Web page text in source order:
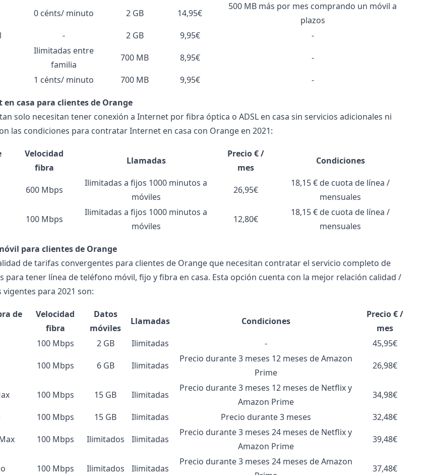
0 cénts/ minuto 2 GB 14,95€
500 MB más por mes comprando un móvil a
plazos
- 2 GB 9,95€
-
Ilimitadas entre
familia
700 MB 8,95€
-
1 cénts/ minuto 700 MB 9,95€ -
casa para clientes de Orange
solo necesitan tener conexión a Internet por fibra óptica o ADSL en casa sin servicios adicionales ni
las condiciones para contratar Internet en casa con Orange en 2021:
Velocidad
fibra
Llamadas
Precio € /
mes
Condiciones
600 Mbps
Ilimitadas a fijos 1000 minutos a
móviles
26,95€
18,15 € de cuota de línea /
mensuales
100 Mbps
Ilimitadas a fijos 1000 minutos a
móviles
12,80€
18,15 € de cuota de línea /
mensuales
para clientes de Orange
de tarifas convergentes para clientes de Orange que necesitan contratar el servicio completo de
para tener línea de teléfono móvil, fijo y fibra en casa. Esta opción cuenta con la mejor relación calidad /
para 2021 son:
de
Velocidad
fibra
Datos
móviles
Llamadas Condiciones
Precio € /
mes
100 Mbps 2 GB Ilimitadas -
45,95€
100 Mbps 6 GB Ilimitadas
Precio durante 3 meses 12 meses de Amazon
Prime
26,98€
100 Mbps 15 GB Ilimitadas
Precio durante 3 meses 12 meses de Netflix y
Amazon Prime
34,98€
100 Mbps 15 GB Ilimitadas Precio durante 3 meses
32,48€
100 Mbps Ilimitados Ilimitadas
Precio durante 3 meses 24 meses de Netflix y
Amazon Prime
39,48€
100 Mbps Ilimitados Ilimitadas
Precio durante 3 meses 24 meses de Amazon
37,48€